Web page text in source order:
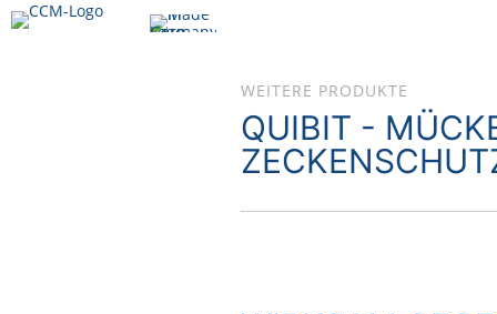
WEITERE PRODUKTE
QUIBIT -